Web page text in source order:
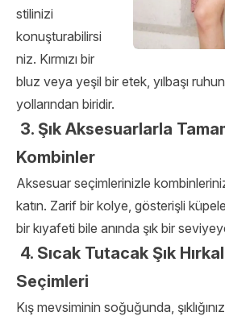
stilinizi
konuşturabilirsi
niz. Kırmızı bir
bluz veya yeşil bir etek, yılbaşı
yollarından biridir.
3. Şık Aksesuarlarla
Kombinler
Aksesuar seçimlerinizle
katın. Zarif bir kolye, gösterişli
bir kıyafeti bile anında şık bir
4. Sıcak Tutacak Şık
Seçimleri
Kış mevsiminin soğuğunda,